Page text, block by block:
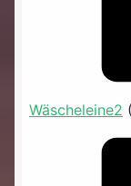
Wäscheleine2